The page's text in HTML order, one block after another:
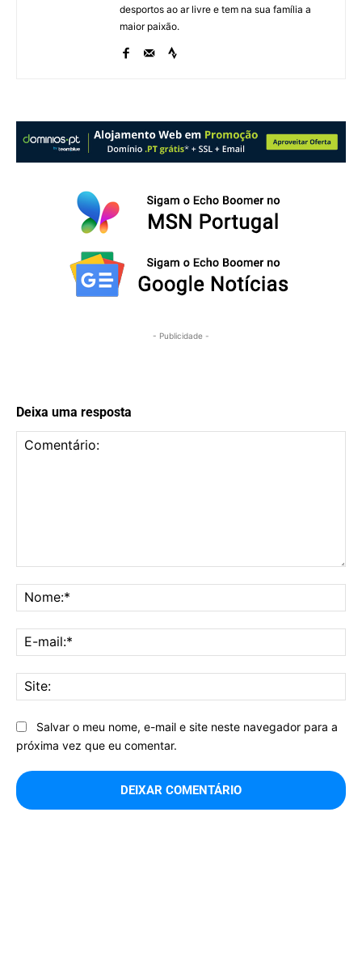
desportos ao ar livre e tem na sua família a
maior paixão.
- Publicidade -
Deixa uma resposta
Salvar o meu nome, e-mail e site neste navegador para a
próxima vez que eu comentar.